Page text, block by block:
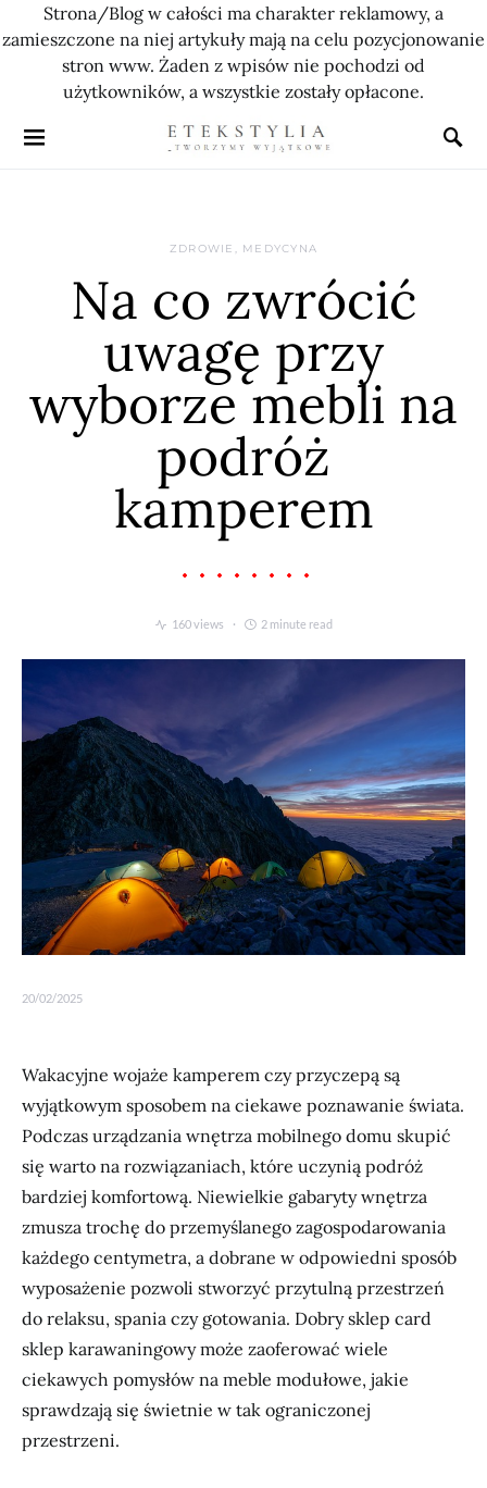
Strona/Blog w całości ma charakter reklamowy, a
zamieszczone na niej artykuły mają na celu pozycjonowanie
stron www. Żaden z wpisów nie pochodzi od
użytkowników, a wszystkie zostały opłacone.
ZDROWIE, MEDYCYNA
Na co zwrócić
uwagę przy
wyborze mebli na
podróż
kamperem
160 views 2 minute read
20/02/2025
Wakacyjne wojaże kamperem czy przyczepą są
wyjątkowym sposobem na ciekawe poznawanie świata.
Podczas urządzania wnętrza mobilnego domu skupić
się warto na rozwiązaniach, które uczynią podróż
bardziej komfortową. Niewielkie gabaryty wnętrza
zmusza trochę do przemyślanego zagospodarowania
każdego centymetra, a dobrane w odpowiedni sposób
wyposażenie pozwoli stworzyć przytulną przestrzeń
do relaksu, spania czy gotowania. Dobry sklep card
sklep karawaningowy może zaoferować wiele
ciekawych pomysłów na meble modułowe, jakie
sprawdzają się świetnie w tak ograniczonej
przestrzeni.